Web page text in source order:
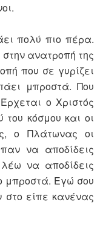
πολύ πιο πέρα.
ανατροπή της
που σε γυρίζει
μπροστά. Που
ο Χριστός
κόσμου και οι
ο Πλάτωνας οι
να αποδίδεις
να αποδίδεις
μπροστά. Εγώ σου
είπε κανένας